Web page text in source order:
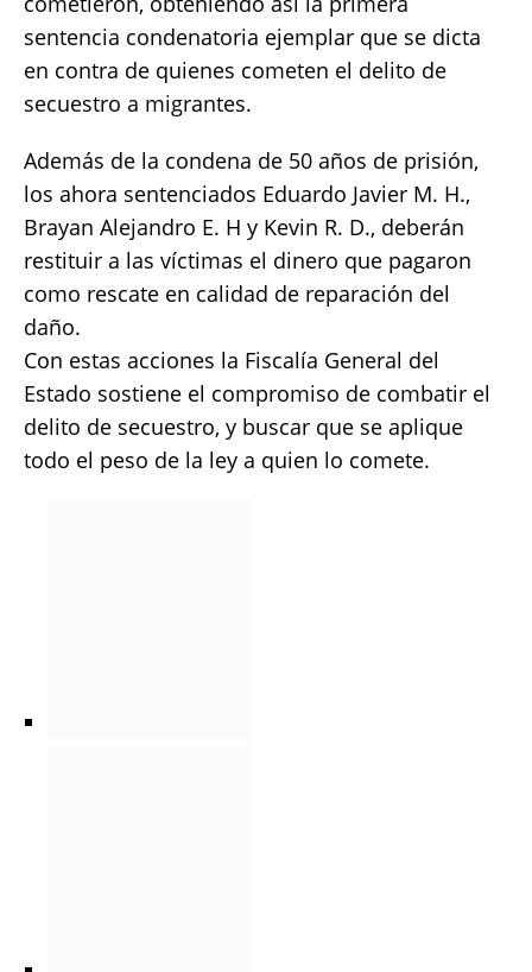
sentencia condenatoria ejemplar que se dicta
en contra de quienes cometen el delito de
secuestro a migrantes.
Además de la condena de 50 años de prisión,
los ahora sentenciados Eduardo Javier M. H.,
Brayan Alejandro E. H y Kevin R. D., deberán
restituir a las víctimas el dinero que pagaron
como rescate en calidad de reparación del
daño.
Con estas acciones la Fiscalía General del
Estado sostiene el compromiso de combatir el
delito de secuestro, y buscar que se aplique
todo el peso de la ley a quien lo comete.